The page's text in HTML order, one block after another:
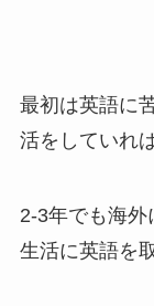
最初は英語に
活をしていれ
2-3年でも海
生活に英語を